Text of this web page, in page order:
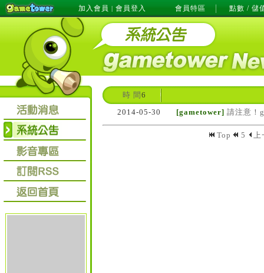
加入會員 | 會員登入 會員特區 點數 / 儲
時 間 6
2014-05-30
[gametower] 請注意！
Top 5 上